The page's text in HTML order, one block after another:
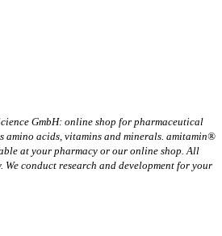
GmbH: online shop for pharmaceutical
amino acids, vitamins and minerals. amitamin®
at your pharmacy or our online shop. All
We conduct research and development for your